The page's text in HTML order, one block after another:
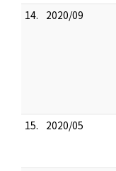
14.
2020/09
15.
2020/05